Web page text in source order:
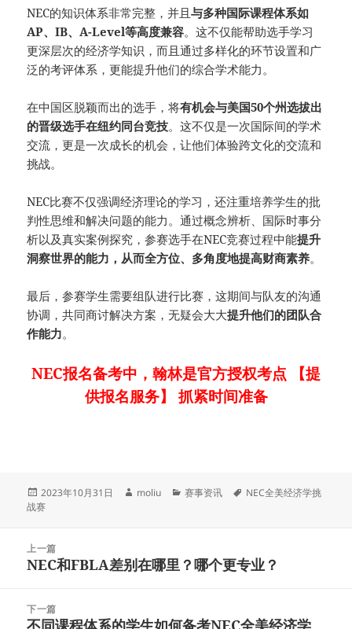
NEC的知识体系非常完整，并且与多种国际课程体系如
AP、IB、A-Level等高度兼容。这不仅能帮助选手学习
更深层次的经济学知识，而且通过多样化的环节设置和广
泛的考评体系，更能提升他们的综合学术能力。
在中国区脱颖而出的选手，将有机会与美国50个州选拔出
的晋级选手在纽约同台竞技。这不仅是一次国际间的学术
交流，更是一次成长的机会，让他们体验跨文化的交流和
挑战。
NEC比赛不仅强调经济理论的学习，还注重培养学生的批
判性思维和解决问题的能力。通过概念辨析、国际时事分
析以及真实案例探究，参赛选手在NEC竞赛过程中能提升
洞察世界的能力，从而全方位、多角度地提高财商素养。
最后，参赛学生需要组队进行比赛，这期间与队友的沟通
协调，共同商讨解决方案，无疑会大大提升他们的团队合
作能力。
NEC报名备考中，翰林是官方授权考点 【提
供报名服务】 抓紧时间准备
发
布
2023年10月31日
作
moliu
分
赛事资讯
标
NEC全美经济学挑
战赛
上一篇
上
文
章：
NEC和FBLA差别在哪里？哪个更专业？
下一篇
下
不同课程体系的学生如何备考NEC全美经济学